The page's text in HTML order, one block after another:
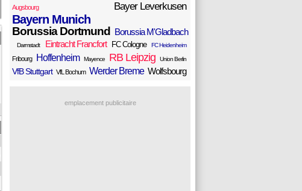
Augsbourg Bayer Leverkusen
Bayern Munich
Borussia Dortmund Borussia M'Gladbach
Darmstadt Eintracht Francfort FC Cologne FC Heidenheim
Fribourg Hoffenheim Mayence RB Leipzig Union Berlin
VfB Stuttgart VfL Bochum Werder Breme Wolfsbourg
emplacement publicitaire